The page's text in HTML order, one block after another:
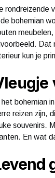
rondreizende
bohemian
Dat
kun je
het bohemian
reizen zijn,
souvenirs.
En wat